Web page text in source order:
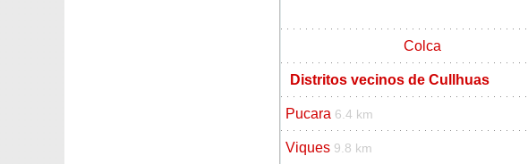
Colca
Distritos vecinos de Cullhuas
Pucara 6.4 km
Viques 9.8 km